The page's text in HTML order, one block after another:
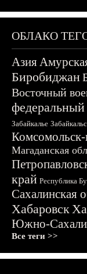
ОБЛАКО
Азия
Биробиджан
Восточный
федеральный
Забайкалье
Магаданская
край Республика
Сахалинская
Хабаровск
Южно-
Все теги >>